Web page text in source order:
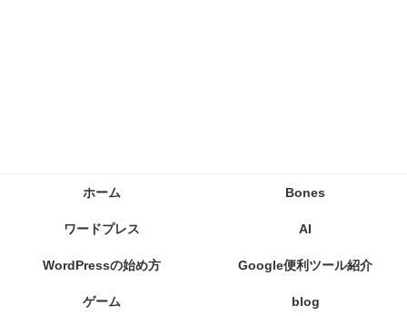
ホーム Bones
ワードプレス AI
WordPressの始め方 Google便利ツール紹介
ゲーム blog